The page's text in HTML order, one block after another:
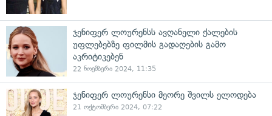
ჯენიფერ ლოურენსს ავღანელი ქალების
უფლებებზე ფილმის გადაღების გამო
აკრიტიკებენ
22 ნოემბერი 2024, 11:35
ჯენიფერ ლოურენსი მეორე შვილს ელოდება
21 ოქტომბერი 2024, 07:22